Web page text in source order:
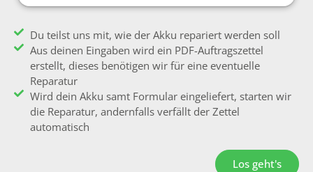
Du teilst uns mit, wie der Akku repariert werden soll
Aus deinen Eingaben wird ein PDF-Auftragszettel
erstellt, dieses benötigen wir für eine eventuelle
Reparatur
Wird dein Akku samt Formular eingeliefert, starten wir
die Reparatur, andernfalls verfällt der Zettel
automatisch
Los geht's